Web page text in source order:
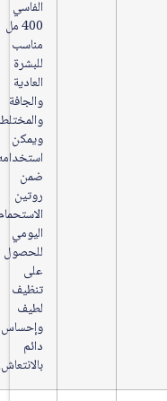
الفاسي
400 مل
مناسب
للبشرة
العادية
والجافة
والمختلطة،
ويمكن
استخدامه
ضمن
روتين
الاستحمام
اليومي
للحصول
تنظيف
لطيف
وإحساس
بالانتعاش.